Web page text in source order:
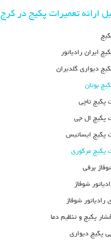
ارائه تعمیرات پکیج در کرج
ایران رادیاتور
دیواری گلدیران
بوتان
پکیج تاچی
پکیج ال جی
پکیج ایساتیس
پکیج مرکوری
برقی
شوفاژ
رادیاتور شوفاژ
پکیج و تنظیم دما
پکیج دیواری